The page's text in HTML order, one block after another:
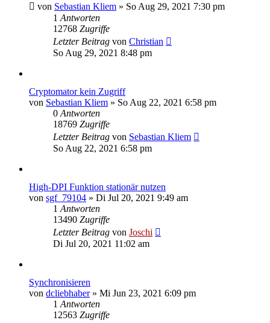
von Sebastian Kliem » So Aug 29, 2021 7:30 pm
1 Antworten
12768 Zugriffe
Letzter Beitrag von Christian
So Aug 29, 2021 8:48 pm
Cryptomator kein Zugriff
von Sebastian Kliem » So Aug 22, 2021 6:58 pm
0 Antworten
18769 Zugriffe
Letzter Beitrag von Sebastian Kliem
So Aug 22, 2021 6:58 pm
High-DPI Funktion stationär nutzen
von sgf_79104 » Di Jul 20, 2021 9:49 am
1 Antworten
13490 Zugriffe
Letzter Beitrag von Joschi
Di Jul 20, 2021 11:02 am
Synchronisieren
von dcliebhaber» Mi Jun 23, 2021 6:09 pm
1 Antworten
12563 Zugriffe